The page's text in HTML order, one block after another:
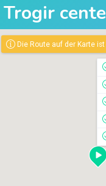
Trogir
Die Route auf der Karte